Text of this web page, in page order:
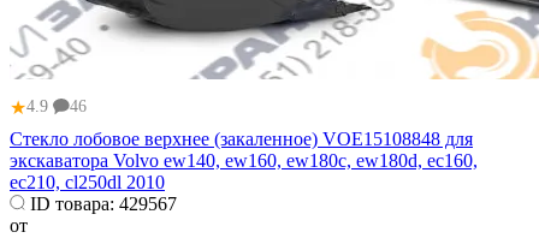
★4.9 46
Стекло лобовое верхнее (закаленное) VOE15108848 для
экскаватора Volvo ew140, ew160, ew180c, ew180d, ec160,
ec210, cl250dl 2010
ID товара: 429567
от